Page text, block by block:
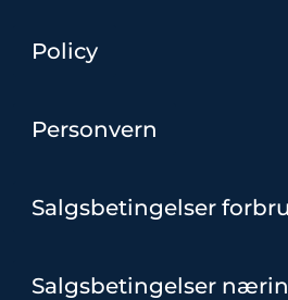
Policy
Personvern
Salgsbetingelser
Salgsbetingelser